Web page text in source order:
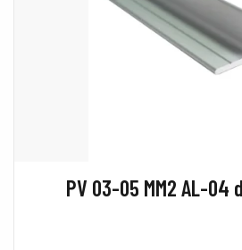
PV 03-05 MM2 AL-04